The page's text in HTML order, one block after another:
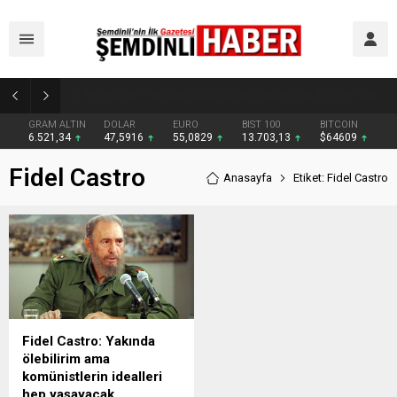
GRAM ALTIN
6.521,34
DOLAR
47,5916
EURO
55,0829
BIST 100
13.703,13
BITCOIN
$64609
Fidel Castro Anasayfa Etiket: Fidel Castro
Fidel Castro: Yakında
ölebilirim ama
komünistlerin idealleri